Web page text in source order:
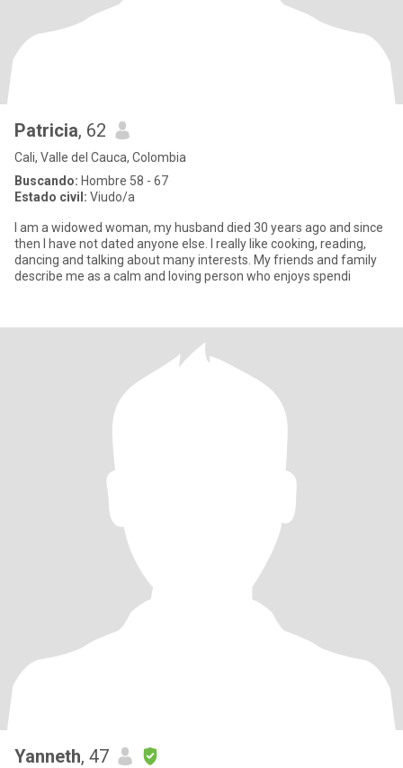
Patricia, 62
Cali, Valle del Cauca, Colombia
Buscando: Hombre 58 - 67
Estado civil: Viudo/a
I am a widowed woman, my husband died 30 years ago and since
then I have not dated anyone else. I really like cooking, reading,
dancing and talking about many interests. My friends and family
describe me as a calm and loving person who enjoys spendi
Yanneth, 47